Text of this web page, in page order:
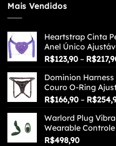
Mais Vendidos
Heartstrap Cinta
Anel Único
R$123,90 – R$
Dominion
Couro O-Ring
R$166,90 – R$
Warlord Plug
Wearable
R$498,90